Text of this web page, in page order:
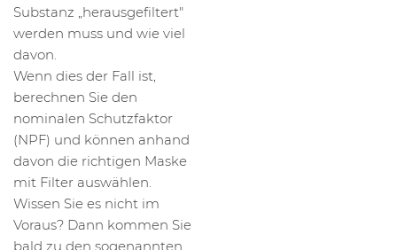
Substanz „herausgefiltert"
werden muss und wie viel
davon.
Wenn dies der Fall ist,
berechnen Sie den
nominalen Schutzfaktor
(NPF) und können anhand
davon die richtigen Maske
mit Filter auswählen.
Wissen Sie es nicht im
Voraus? Dann kommen Sie
bald zu den sogenannten